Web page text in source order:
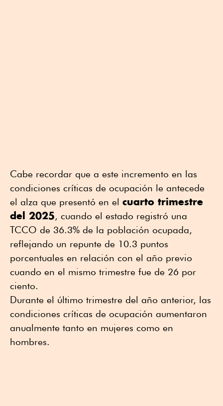
Cabe recordar que a este incremento en las
condiciones críticas de ocupación le antecede
el alza que presentó en el cuarto trimestre
del 2025, cuando el estado registró una
TCCO de 36.3% de la población ocupada,
reflejando un repunte de 10.3 puntos
porcentuales en relación con el año previo
cuando en el mismo trimestre fue de 26 por
ciento.
Durante el último trimestre del año anterior, las
condiciones críticas de ocupación aumentaron
anualmente tanto en mujeres como en
hombres.